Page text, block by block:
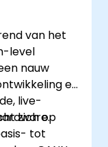
van het
level
nauw
en
live-
zich op
tot